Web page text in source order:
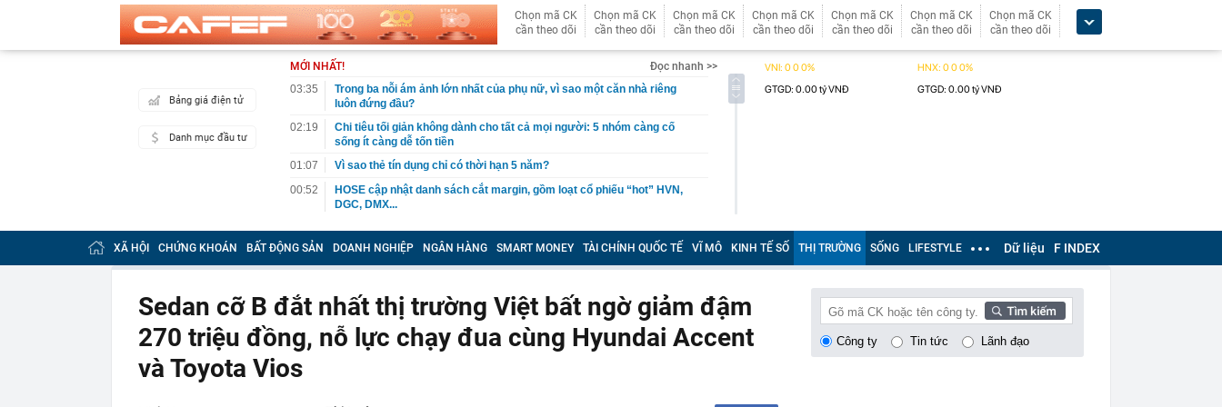
Chọn mã CK
cần theo dõi
Chọn mã CK
cần theo dõi
Chọn mã CK
cần theo dõi
Chọn mã CK
cần theo dõi
Chọn mã CK
cần theo dõi
Chọn mã CK
cần theo dõi
Chọn mã CK
cần theo dõi
Bảng giá điện tử
Danh mục đầu tư
MỚI NHẤT!
Đọc nhanh >>
03:35
Trong ba nỗi ám ảnh lớn nhất của phụ nữ, vì sao một căn nhà riêng
luôn đứng đầu?
02:19
Chi tiêu tối giản không dành cho tất cả mọi người: 5 nhóm càng cố
sống ít càng dễ tốn tiền
01:07
Vì sao thẻ tín dụng chỉ có thời hạn 5 năm?
00:52
HOSE cập nhật danh sách cắt margin, gồm loạt cổ phiếu “hot” HVN,
DGC, DMX...
00:12
Tiền lớn bất ngờ trở lại, khối ngoại tung 2.200 tỷ đồng mua ròng cổ
phiếu Việt Nam chỉ trong 5 phiên
00:05
Một doanh nghiệp thép với 2.700 lao động đang nợ Trung Quốc gần 1,3
00:04
Một yếu tố quan trọng đang trở lại trên thị trường chứng khoán
Người đàn ông 50 tuổi ăn cà tím mỗi ngày để chữa tiểu đường, 3 tháng
sau bác sĩ hỏi: "Ông ăn gì thế?"
23:34
XÃ HỘI CHỨNG KHOÁN BẤT ĐỘNG SẢN DOANH NGHIỆP NGÂN HÀNG SMART MONEY TÀI CHÍNH QUỐC TẾ VĨ MÔ KINH TẾ SỐ THỊ TRƯỜNG SỐNG LIFESTYLE Dữ liệu F INDEX
Sedan cỡ B đắt nhất thị trường Việt bất ngờ giảm đậm
270 triệu đồng, nỗ lực chạy đua cùng Hyundai Accent
và Toyota Vios
Công ty Tin tức Lãnh đạo